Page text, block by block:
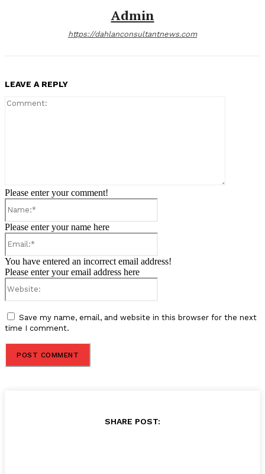
Admin
https://dahlanconsultantnews.com
LEAVE A REPLY
Please enter your comment!
Please enter your name here
You have entered an incorrect email address!
Please enter your email address here
Save my name, email, and website in this browser for the next
time I comment.
SHARE POST: